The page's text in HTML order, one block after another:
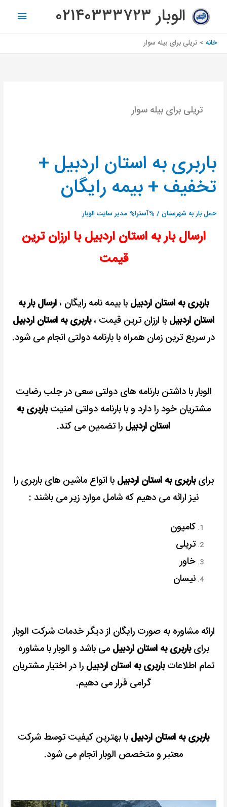
محتوا
الوبار ۰۲۱۴۰۳۳۳۷۲۳
اصلی
خانه تریلی برای بیله سوار
تریلی برای بیله سوار
باربری به استان اردبیل +
تخفیف + بیمه رایگان
حمل بار به شهرستان/ %آسترا% مدیر سایت الوبار
ارسال بار به استان اردبیل با ارزان ترین
قیمت
باربری به استان اردبیل با بیمه نامه رایگان ، ارسال بار به
استان اردبیل با ارزان ترین قیمت ،باربری به استان اردبیل
در سریع ترین زمان همراه با بارنامه دولتی انجام می شود.
الوبار با داشتن بارنامه های دولتی سعی در جلب رضایت
مشتریان خود را دارد و با بارنامه دولتی امنیتباربری به
استان اردبیل را تضمین می کند.
برایباربری به استان اردبیل با انواع ماشین های باربری را
نیز ارائه می دهیم که شامل موارد زیر می باشند :
کامیون
تریلی
خاور
نیسان
ارائه مشاوره به صورت رایگان از دیگر خدمات شرکت الوبار
برایباربری به استان اردبیل می باشد و الوبار با مشاوره
تمام اطلاعاتباربری به استان اردبیل را در اختیار مشتریان
گرامی قرار می دهیم.
باربری به استان اردبیل با بهترین کیفیت توسط شرکت
معتبر و متخصص الوبار انجام می شود.
باربری
به
استان
اردبیل
تخفیف